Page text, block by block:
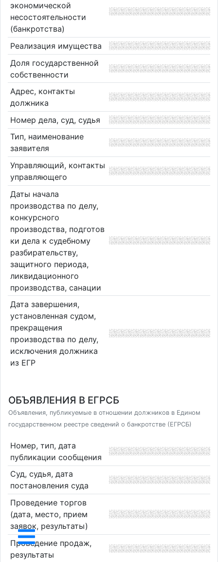
экономической
несостоятельности
(банкротства)
Реализация имущества
Доля государственной
собственности
Адрес, контакты
должника
Номер дела, суд, судья
Тип, наименование
заявителя
Управляющий, контакты
управляющего
Даты начала
производства по делу,
конкурсного
производства, подготов
ки дела к судебному
разбирательству,
защитного периода,
ликвидационного
производства, санации
Дата завершения,
установленная судом,
прекращения
производства по делу,
исключения должника
из ЕГР
ОБЪЯВЛЕНИЯ В ЕГРСБ
Объявления, публикуемые в отношении должников в Едином
государственном реестре сведений о банкротстве (ЕГРСБ)
Номер, тип, дата
публикации сообщения
Суд, судья, дата
постановления суда
Проведение торгов
(дата, место, прием
заявок, результаты)
Проведение продаж,
результаты